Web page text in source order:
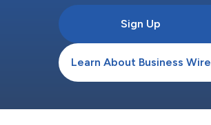
Sign Up
Learn About Business Wire